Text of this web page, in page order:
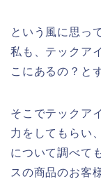
という風に思っ
私も、テックア
こにあるの？と
そこでテックア
力をしてもらい
について調べて
スの商品のお客